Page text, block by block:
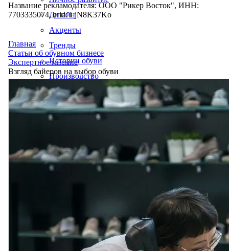
Дизайн
Акценты
Тренды
Истории обуви
Производство
Название рекламодателя: ООО "Рикер Восток", ИНН:
7703335074, erid: LjN8K37Ko
Главная
Статьи об обувном бизнесе
Экспертное мнение
Взгляд байеров на выбор обуви